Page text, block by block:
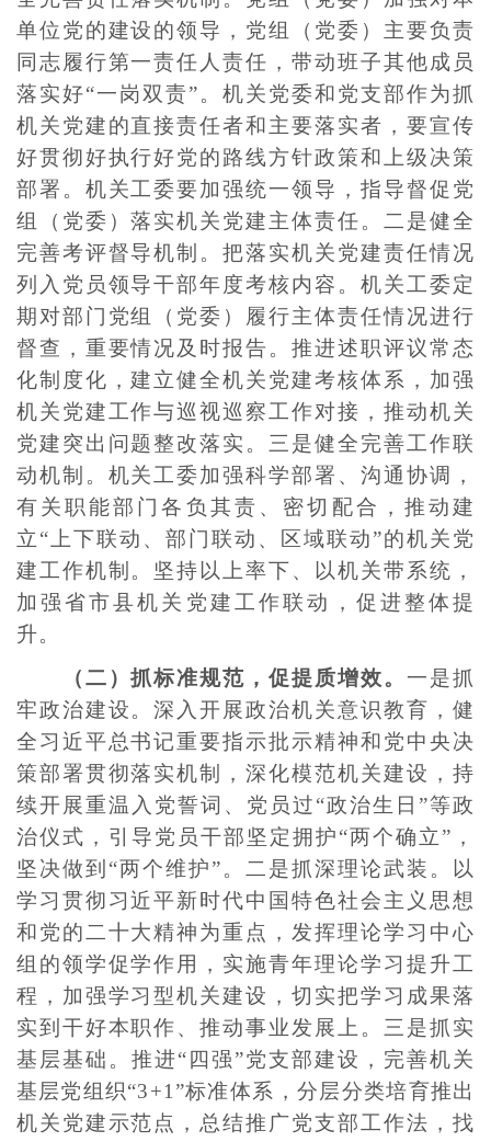
单位党的建设的领导，党组（党委）主要负责
同志履行第一责任人责任，带动班子其他成员
落实好“一岗双责”。机关党委和党支部作为抓
机关党建的直接责任者和主要落实者，要宣传
好贯彻好执行好党的路线方针政策和上级决策
部署。机关工委要加强统一领导，指导督促党
组（党委）落实机关党建主体责任。二是健全
完善考评督导机制。把落实机关党建责任情况
列入党员领导干部年度考核内容。机关工委定
期对部门党组（党委）履行主体责任情况进行
督查，重要情况及时报告。推进述职评议常态
化制度化，建立健全机关党建考核体系，加强
机关党建工作与巡视巡察工作对接，推动机关
党建突出问题整改落实。三是健全完善工作联
动机制。机关工委加强科学部署、沟通协调，
有关职能部门各负其责、密切配合，推动建
立“上下联动、部门联动、区域联动”的机关党
建工作机制。坚持以上率下、以机关带系统，
加强省市县机关党建工作联动，促进整体提
升。
（二）抓标准规范，促提质增效。 一是抓
牢政治建设。深入开展政治机关意识教育，健
全习近平总书记重要指示批示精神和党中央决
策部署贯彻落实机制，深化模范机关建设，持
续开展重温入党誓词、党员过“政治生日”等政
治仪式，引导党员干部坚定拥护“两个确立”，
坚决做到“两个维护”。二是抓深理论武装。以
学习贯彻习近平新时代中国特色社会主义思想
和党的二十大精神为重点，发挥理论学习中心
组的领学促学作用，实施青年理论学习提升工
程，加强学习型机关建设，切实把学习成果落
实到干好本职作、推动事业发展上。三是抓实
基层基础。推进“四强”党支部建设，完善机关
基层党组织“3+1”标准体系，分层分类培育推出
机关党建示范点，总结推广党支部工作法，找